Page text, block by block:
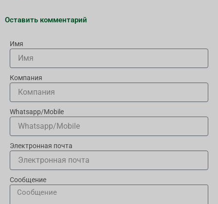
Оставить комментарий
Имя
Компания
Whatsapp/Mobile
Электронная почта
Сообщение